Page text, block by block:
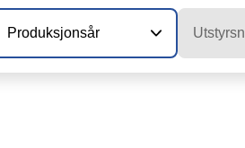
Produksjonsår